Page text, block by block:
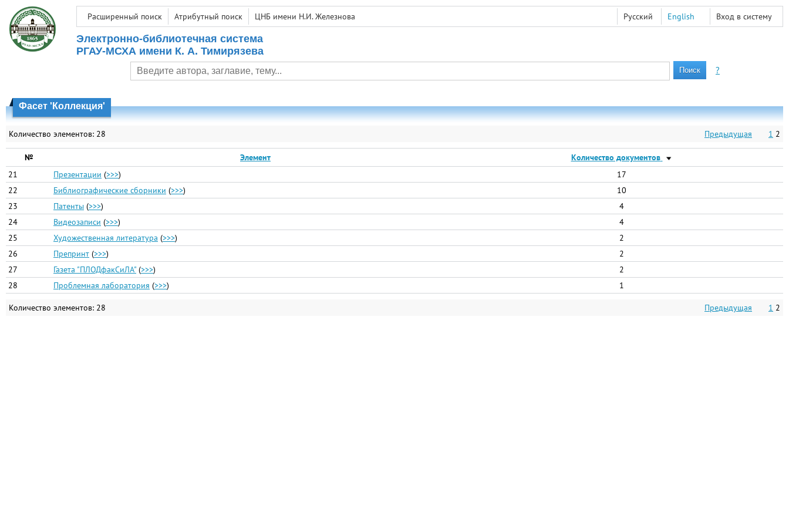
Расширенный поиск Атрибутный поиск ЦНБ имени Н.И. Железнова Вход в систему
Русский English
Электронно-библиотечная система
РГАУ-МСХА имени К. А. Тимирязева
?
Фасет 'Коллекция'
Количество элементов: 28 Предыдущая 1 2
№ Элемент
Количество документов
21
Презентации (>>>)
17
22
Библиографические сборники (>>>)
10
23
Патенты (>>>)
4
24
Видеозаписи (>>>)
4
25
Художественная литература (>>>)
2
26
Препринт (>>>)
2
27
Газета "ПЛОДфакСиЛА" (>>>)
2
28
Проблемная лаборатория (>>>) 1
Количество элементов: 28 Предыдущая 1 2